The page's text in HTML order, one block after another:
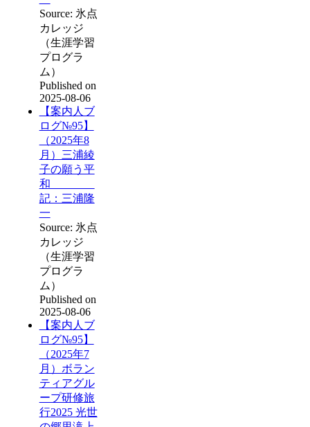
Source: 氷点
カレッジ
（生涯学習
プログラ
ム）
Published on
2025-08-06
【案内人ブ
ログ№95】
（2025年8
月）三浦綾
子の願う平
和
記：三浦隆
一
Source: 氷点
カレッジ
（生涯学習
プログラ
ム）
Published on
2025-08-06
【案内人ブ
ログ№95】
（2025年7
月）ボラン
ティアグル
ープ研修旅
行2025 光世